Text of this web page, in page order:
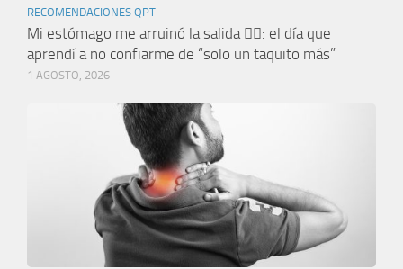
RECOMENDACIONES QPT
Mi estómago me arruinó la salida 🤦‍♀️: el día que
aprendí a no confiarme de “solo un taquito más”
1 AGOSTO, 2026